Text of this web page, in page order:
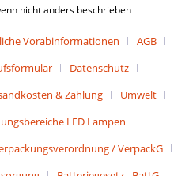
nicht anders beschrieben
Vorabinformationen
AGB
Datenschutz
& Zahlung
Umwelt
LED Lampen
/ VerpackG